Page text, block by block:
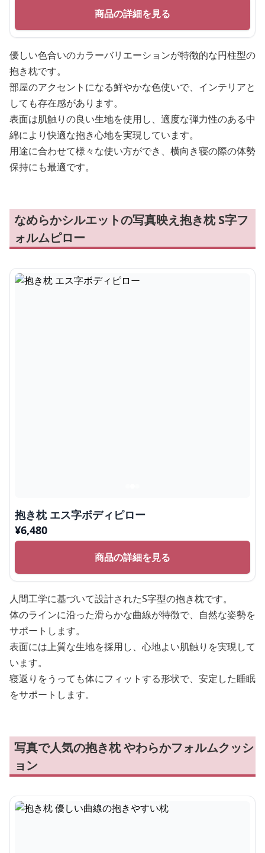
商品の詳細を見る
優しい色合いのカラーバリエーションが特徴的な円柱型の
抱き枕です。
部屋のアクセントになる鮮やかな色使いで、インテリアと
しても存在感があります。
表面は肌触りの良い生地を使用し、適度な弾力性のある中
綿により快適な抱き心地を実現しています。
用途に合わせて様々な使い方ができ、横向き寝の際の体勢
保持にも最適です。
なめらかシルエットの写真映え抱き枕 S字フ
ォルムピロー
抱き枕 エス字ボディピロー
¥6,480
商品の詳細を見る
人間工学に基づいて設計されたS字型の抱き枕です。
体のラインに沿った滑らかな曲線が特徴で、自然な姿勢を
サポートします。
表面には上質な生地を採用し、心地よい肌触りを実現して
います。
寝返りをうっても体にフィットする形状で、安定した睡眠
をサポートします。
写真で人気の抱き枕 やわらかフォルムクッシ
ョン